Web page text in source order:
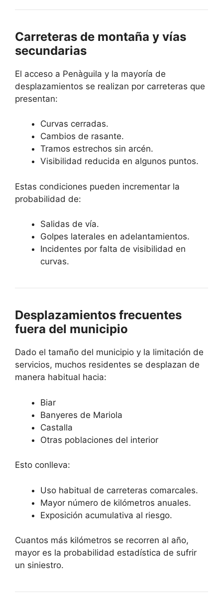
Carreteras de montaña y vías
secundarias
El acceso a Penàguila y la mayoría de
desplazamientos se realizan por carreteras que
presentan:
Curvas cerradas.
Cambios de rasante.
Tramos estrechos sin arcén.
Visibilidad reducida en algunos puntos.
Estas condiciones pueden incrementar la
probabilidad de:
Salidas de vía.
Golpes laterales en adelantamientos.
Incidentes por falta de visibilidad en
curvas.
Desplazamientos frecuentes
fuera del municipio
Dado el tamaño del municipio y la limitación de
servicios, muchos residentes se desplazan de
manera habitual hacia:
Biar
Banyeres de Mariola
Castalla
Otras poblaciones del interior
Esto conlleva:
Uso habitual de carreteras comarcales.
Mayor número de kilómetros anuales.
Exposición acumulativa al riesgo.
Cuantos más kilómetros se recorren al año,
mayor es la probabilidad estadística de sufrir
un siniestro.